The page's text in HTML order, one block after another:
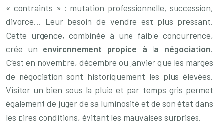
« contraints » : mutation professionnelle, succession,
divorce… Leur besoin de vendre est plus pressant.
Cette urgence, combinée à une faible concurrence,
crée un environnement propice à la négociation.
C’est en novembre, décembre ou janvier que les marges
de négociation sont historiquement les plus élevées.
Visiter un bien sous la pluie et par temps gris permet
également de juger de sa luminosité et de son état dans
les pires conditions, évitant les mauvaises surprises.